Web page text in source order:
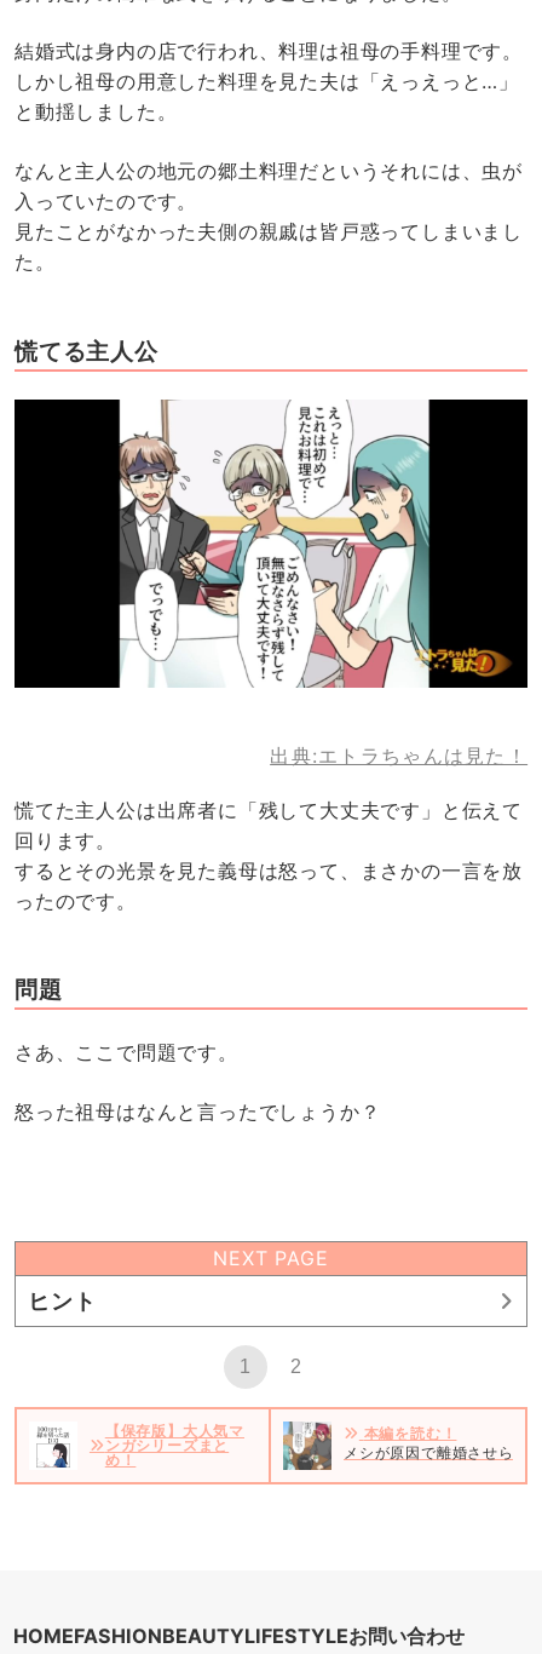
結婚式は身内の店で行われ、料理は祖母の手料理です。
しかし祖母の用意した料理を見た夫は「えっえっと…」
と動揺しました。
なんと主人公の地元の郷土料理だというそれには、虫が
入っていたのです。
見たことがなかった夫側の親戚は皆戸惑ってしまいまし
た。
慌てる主人公
出典:エトラちゃんは見た！
慌てた主人公は出席者に「残して大丈夫です」と伝えて
回ります。
するとその光景を見た義母は怒って、まさかの一言を放
ったのです。
問題
さあ、ここで問題です。
怒った祖母はなんと言ったでしょうか？
NEXT PAGE
ヒント
1 2
【保存版】大人気マ
ンガシリーズまと
め！
本編を読む！
メシが原因で離婚させられ
HOMEFASHIONBEAUTYLIFESTYLEお問い合わせ